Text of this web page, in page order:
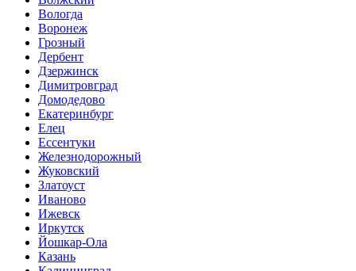
Вологда
Воронеж
Грозный
Дербент
Дзержинск
Димитровград
Домодедово
Екатеринбург
Елец
Ессентуки
Железнодорожный
Жуковский
Златоуст
Иваново
Ижевск
Иркутск
Йошкар-Ола
Казань